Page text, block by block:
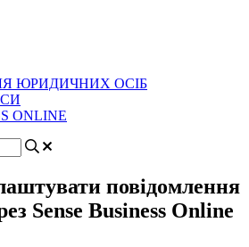
ЮРИДИЧНИХ ОСІБ
ONLINE
повідомлення
Sense Business Online